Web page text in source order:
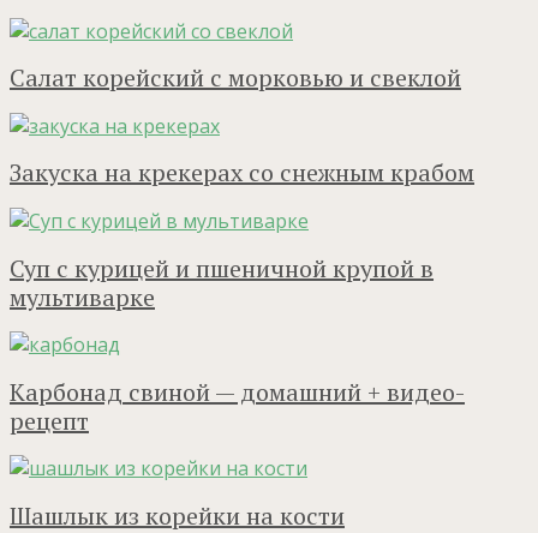
Салат корейский с морковью и свеклой
Закуска на крекерах со снежным крабом
Суп с курицей и пшеничной крупой в
мультиварке
Карбонад свиной — домашний + видео-
рецепт
Шашлык из корейки на кости